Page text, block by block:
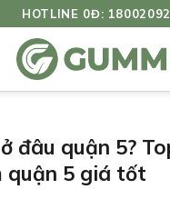
HOTLINE 0Đ: 18002092
đâu quận 5?
quận 5 giá tốt